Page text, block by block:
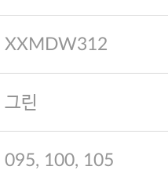
XXMDW312
그린
095, 100, 105